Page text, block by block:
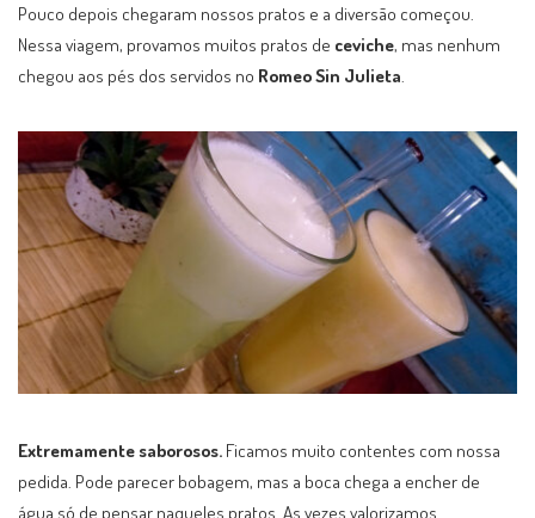
Pouco depois chegaram nossos pratos e a diversão começou.
Nessa viagem, provamos muitos pratos de ceviche, mas nenhum
chegou aos pés dos servidos no Romeo Sin Julieta.
Extremamente saborosos. Ficamos muito contentes com nossa
pedida. Pode parecer bobagem, mas a boca chega a encher de
água só de pensar naqueles pratos. As vezes valorizamos